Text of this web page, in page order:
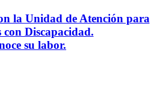
la Unidad de Atención para
con Discapacidad.
su labor.